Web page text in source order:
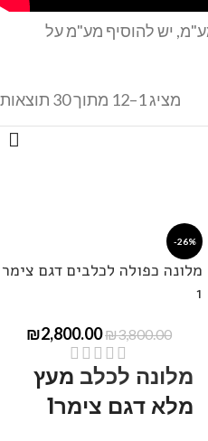
יש להוסיף מע"מ על
מציג 1–12 מתוך 30 תוצאות
-26%
מלונה כפולה לכלבים דגם צימר
1
₪3,800.00
₪2,800.00
מלונה לכלב מעץ
מלא דגם צימר1